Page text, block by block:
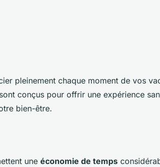
pleinement chaque moment de vos
conçus pour offrir une expérience
bien-être.
une économie de temps